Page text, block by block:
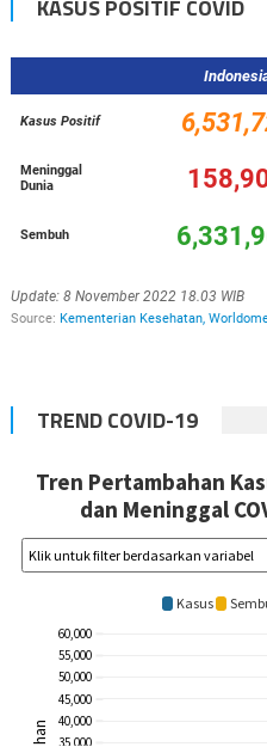
KASUS POSITIF COVID
TREND COVID-19